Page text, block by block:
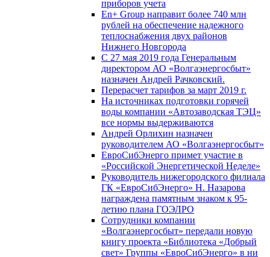
приборов учета
En+ Group направит более 740 млн
рублей на обеспечение надежного
теплоснабжения двух районов
Нижнего Новгорода
С 27 мая 2019 года Генеральным
директором АО «Волгаэнергосбыт»
назначен Андрей Рачковский.
Перерасчет тарифов за март 2019 г.
На источниках подготовки горячей
воды компании «Автозаводская ТЭЦ»
все нормы выдерживаются
Андрей Орлихин назначен
руководителем АО «Волгаэнергосбыт»
ЕвроСибЭнерго примет участие в
«Российской Энергетической Неделе»
Руководитель нижегородского филиала
ГК «ЕвроСибЭнерго» Н. Назарова
награждена памятным знаком к 95-
летию плана ГОЭЛРО
Сотрудники компании
«Волгаэнергосбыт» передали новую
книгу проекта «Библиотека «Добрый
свет» Группы «ЕвроСибЭнерго» в ни